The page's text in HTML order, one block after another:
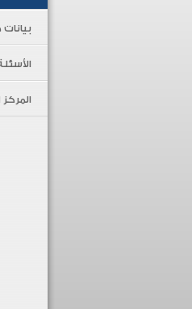
المركز